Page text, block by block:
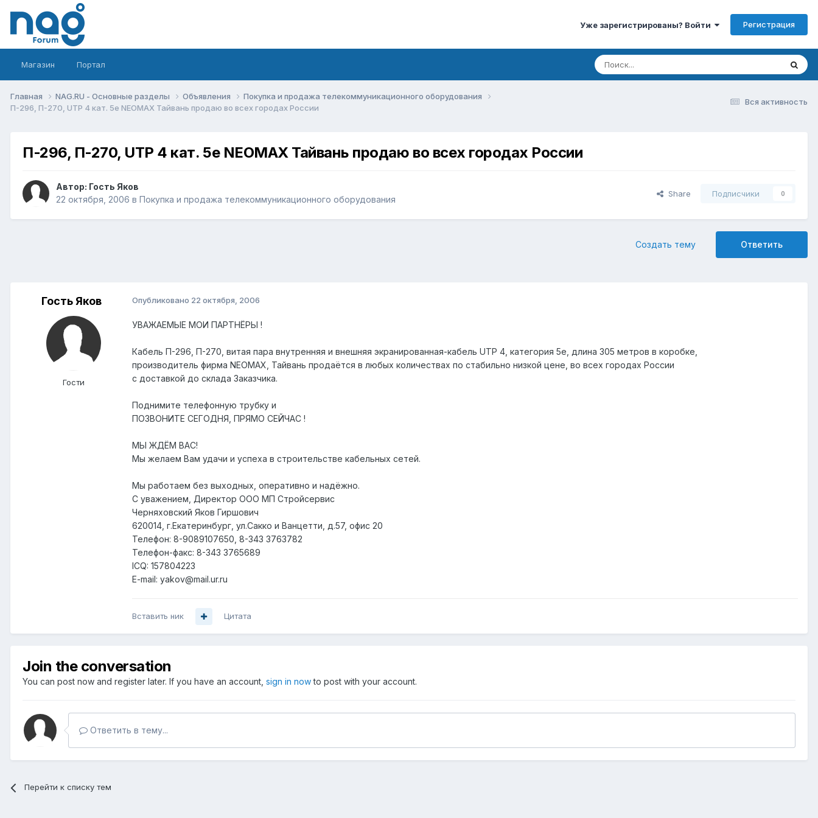
Уже зарегистрированы? Войти Регистрация
Магазин Портал
Вся активность
Главная NAG.RU - Основные разделы Объявления
Покупка и продажа телекоммуникационного оборудования
П-296, П-270, UTP 4 кат. 5е NEOMAX Тайвань продаю во всех городах России
П-296, П-270, UTP 4 кат. 5е NEOMAX Тайвань продаю во всех городах России
Автор: Гость Яков
22 октября, 2006 в Покупка и продажа телекоммуникационного оборудования
Share Подписчики 0
Ответить
Создать тему
Гость Яков
Гости
Опубликовано 22 октября, 2006
УВАЖАЕМЫЕ МОИ ПАРТНЁРЫ !
Кабель П-296, П-270, витая пара внутренняя и внешняя экранированная-кабель UTP 4, категория 5е, длина 305 метров в коробке,
производитель фирма NEOMAX, Тайвань продаётся в любых количествах по стабильно низкой цене, во всех городах России
с доставкой до склада Заказчика.
Поднимите телефонную трубку и
ПОЗВОНИТЕ СЕГОДНЯ, ПРЯМО СЕЙЧАС !
МЫ ЖДЁМ ВАС!
Мы желаем Вам удачи и успеха в строительстве кабельных сетей.
Мы работаем без выходных, оперативно и надёжно.
С уважением, Директор ООО МП Стройсервис
Черняховский Яков Гиршович
620014, г.Екатеринбург, ул.Сакко и Ванцетти, д.57, офис 20
Телефон: 8-9089107650, 8-343 3763782
Телефон-факс: 8-343 3765689
ICQ: 157804223
E-mail: yakov@mail.ur.ru
Вставить ник Цитата
Join the conversation
You can post now and register later. If you have an account, sign in nowto post with your account.
Ответить в тему...
Перейти к списку тем